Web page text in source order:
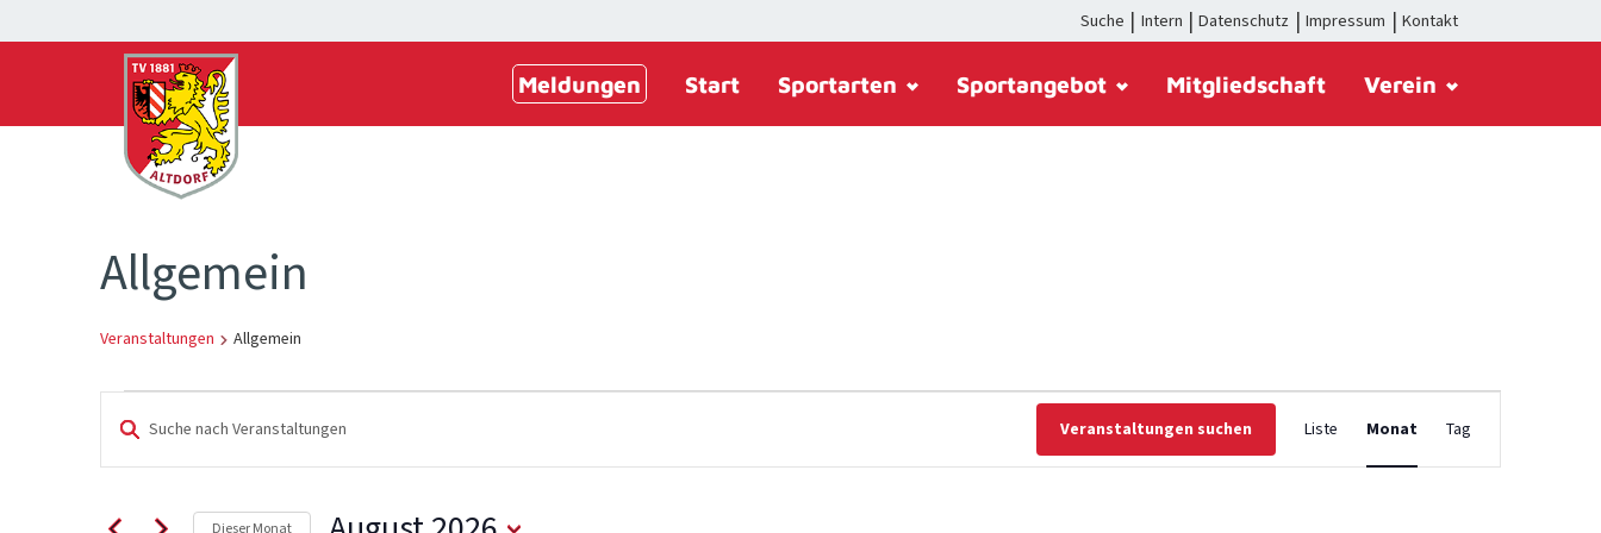
Suche Intern Datenschutz Impressum Kontakt
Meldungen Start Sportarten Sportangebot Mitgliedschaft Verein
Allgemein
Veranstaltungen Allgemein
Veranstaltungen
Veranstaltungen
Suche
Bitte
Suche
Veranstaltungen suchen
Veranstaltung
Ansichten-
Liste Monat Tag
Dieser Monat